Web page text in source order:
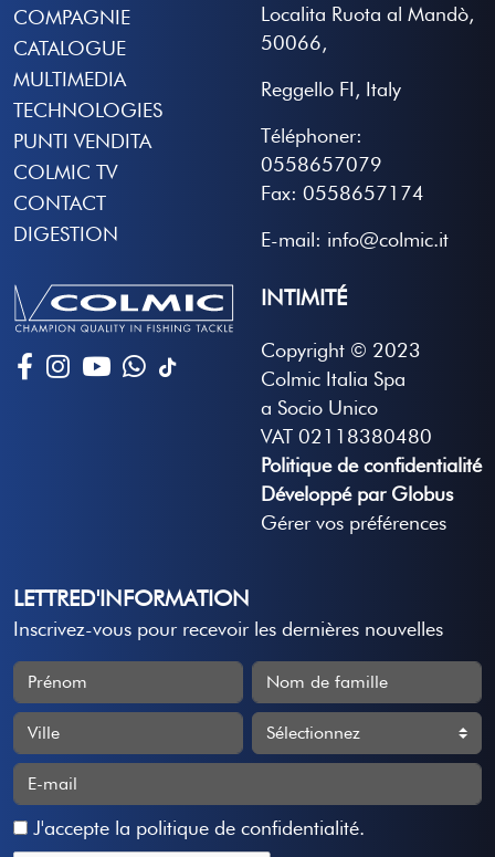
COMPAGNIE
CATALOGUE
MULTIMEDIA
TECHNOLOGIES
PUNTI VENDITA
COLMIC TV
CONTACT
DIGESTION
Localita Ruota al Mandò,
50066,
Reggello FI, Italy
Téléphoner:
0558657079
Fax: 0558657174
E-mail: info@colmic.it
INTIMITÉ
Copyright © 2023
Colmic Italia Spa
a Socio Unico
VAT 02118380480
Politique de confidentialité
Développé par Globus
Gérer vos préférences
LETTRED'INFORMATION
Inscrivez-vous pour recevoir les dernières nouvelles
J'accepte la politique de confidentialité.